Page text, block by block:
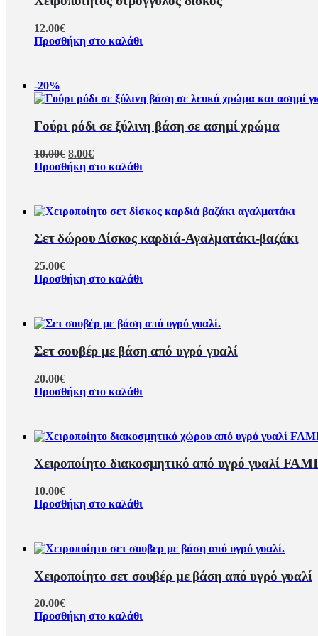
12.00€
Προσθήκη στο καλάθι
-20%
Γούρι ρόδι σε ξύλινη βάση σε ασημί χρώμα
10.00€ Original
price
8.00€Η
τρέχουσα
Προσθήκη στο καλάθι
Σετ δώρου Δίσκος καρδιά-Αγαλματάκι-βαζάκι
25.00€
Προσθήκη στο καλάθι
Σετ σουβέρ με βάση από υγρό γυαλί
20.00€
Προσθήκη στο καλάθι
Χειροποίητο διακοσμητικό από υγρό γυαλί
10.00€
Προσθήκη στο καλάθι
Χειροποίητο σετ σουβέρ με βάση από υγρό γυαλί
20.00€
Προσθήκη στο καλάθι